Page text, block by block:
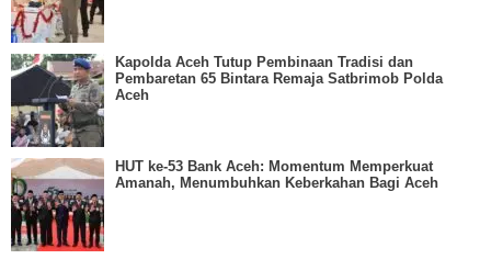
Kapolda Aceh Tutup Pembinaan Tradisi dan
Pembaretan 65 Bintara Remaja Satbrimob Polda
Aceh
HUT ke-53 Bank Aceh: Momentum Memperkuat
Amanah, Menumbuhkan Keberkahan Bagi Aceh